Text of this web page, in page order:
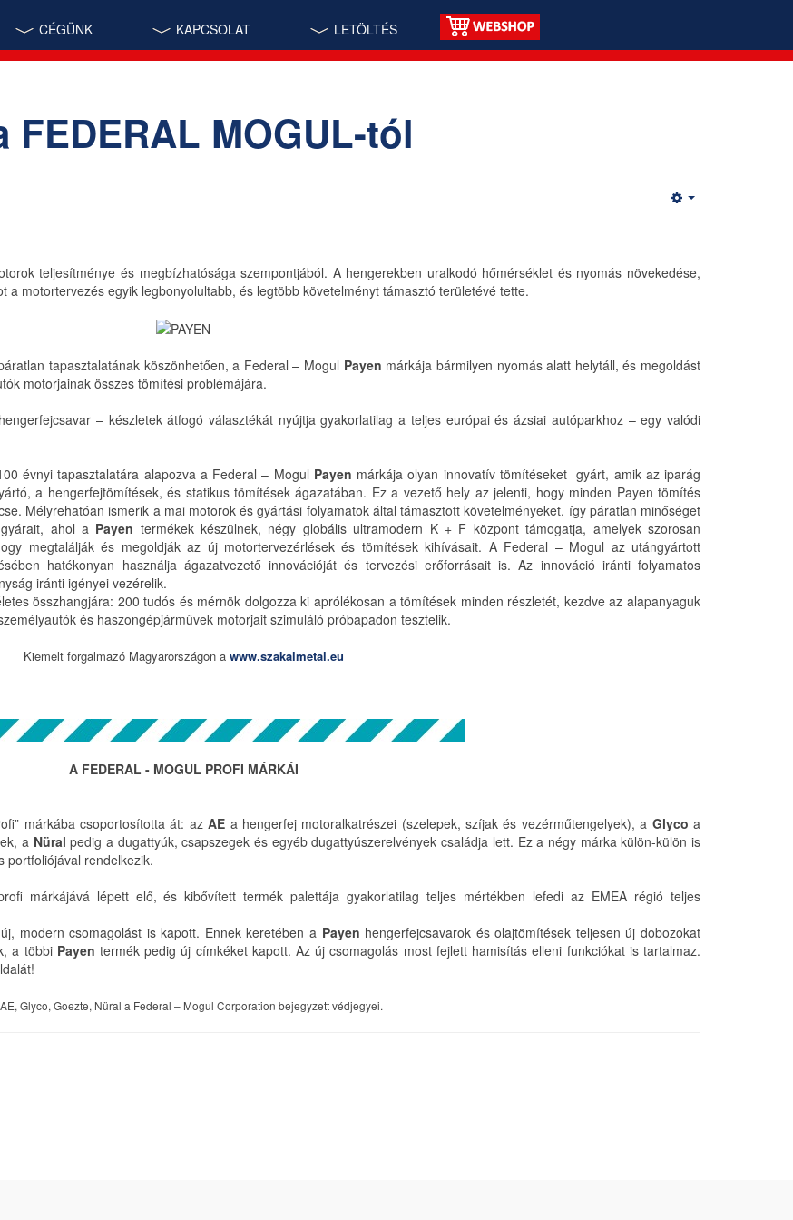
CÉGÜNK KAPCSOLAT LETÖLTÉS
FEDERAL MOGUL-tól
teljesítménye és megbízhatósága szempontjából. A hengerekben uralkodó hőmérséklet és nyomás növekedése,
motortervezés egyik legbonyolultabb, és legtöbb követelményt támasztó területévé tette.
tapasztalatának köszönhetően, a Federal – Mogul Payen márkája bármilyen nyomás alatt helytáll, és megoldást
motorjainak összes tömítési problémájára.
– készletek átfogó választékát nyújtja gyakorlatilag a teljes európai és ázsiai autóparkhoz – egy valódi
évnyi tapasztalatára alapozva a Federal – Mogul Payen márkája olyan innovatív tömítéseket gyárt, amik az iparág
a hengerfejtömítések, és statikus tömítések ágazatában. Ez a vezető hely az jelenti, hogy minden Payen tömítés
Mélyrehatóan ismerik a mai motorok és gyártási folyamatok által támasztott követelményeket, így páratlan minőséget
ahol a Payen termékek készülnek, négy globális ultramodern K + F központ támogatja, amelyek szorosan
megtalálják és megoldják az új motortervezérlések és tömítések kihívásait. A Federal – Mogul az utángyártott
hatékonyan használja ágazatvezető innovációját és tervezési erőforrásait is. Az innováció iránti folyamatos
iránti igényei vezérelik.
összhangjára: 200 tudós és mérnök dolgozza ki aprólékosan a tömítések minden részletét, kezdve az alapanyaguk
és haszongépjárművek motorjait szimuláló próbapadon tesztelik.
Kiemelt forgalmazó Magyarországon a www.szakalmetal.eu
A FEDERAL - MOGUL PROFI MÁRKÁI
márkába csoportosította át: azAE a hengerfej motoralkatrészei (szelepek, szíjak és vezérműtengelyek), a Glyco a
a Nüral pedig a dugattyúk, csapszegek és egyéb dugattyúszerelvények családja lett. Ez a négy márka külön-külön is
portfoliójával rendelkezik.
márkájává lépett elő, és kibővített termék palettája gyakorlatilag teljes mértékben lefedi az EMEA régió teljes
modern csomagolást is kapott. Ennek keretében a Payen hengerfejcsavarok és olajtömítések teljesen új dobozokat
a többi Payen termék pedig új címkéket kapott. Az új csomagolás most fejlett hamisítás elleni funkciókat is tartalmaz.
Glyco, Goezte, Nüral a Federal – Mogul Corporation bejegyzett védjegyei.